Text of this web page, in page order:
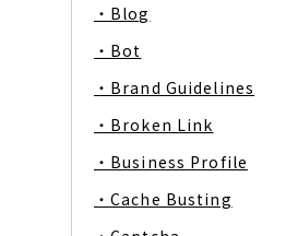
・Blog
・Bot
・Brand Guidelines
・Broken Link
・Business Profile
・Cache Busting